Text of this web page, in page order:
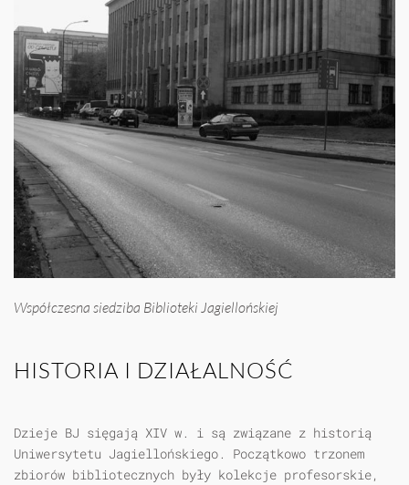
Współczesna siedziba Biblioteki Jagiellońskiej
HISTORIA I DZIAŁALNOŚĆ
Dzieje BJ sięgają XIV w. i są związane z historią
Uniwersytetu Jagiellońskiego. Początkowo trzonem
zbiorów bibliotecznych były kolekcje profesorskie,